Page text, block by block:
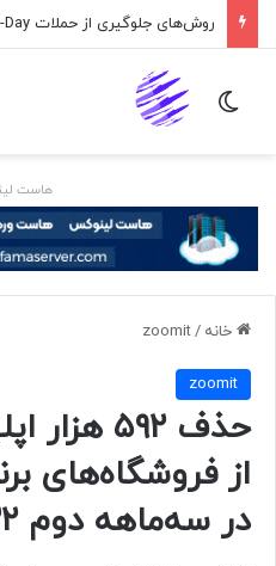
تغییر پوسته
هاست
خانه /
zoomit
zoomit
حذف ۵۹۲
از فروشگاه‌های
در سه‌ماهه دوم ۲۰۲۲